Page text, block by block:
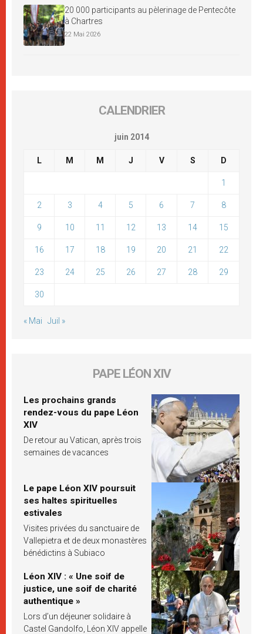
20 000 participants au pèlerinage de Pentecôte
à Chartres
22 Mai 2026
CALENDRIER
juin 2014
L M M J V S D
1
2 3 4 5 6 7 8
9 10 11 12 13 14 15
16 17 18 19 20 21 22
23 24 25 26 27 28 29
30
« Mai Juil »
PAPE LÉON XIV
Les prochains grands
rendez-vous du pape Léon
XIV
De retour au Vatican, après trois
semaines de vacances
Le pape Léon XIV poursuit
ses haltes spirituelles
estivales
Visites privées du sanctuaire de
Vallepietra et de deux monastères
bénédictins à Subiaco
Léon XIV : « Une soif de
justice, une soif de charité
authentique »
Lors d’un déjeuner solidaire à
Castel Gandolfo, Léon XIV appelle